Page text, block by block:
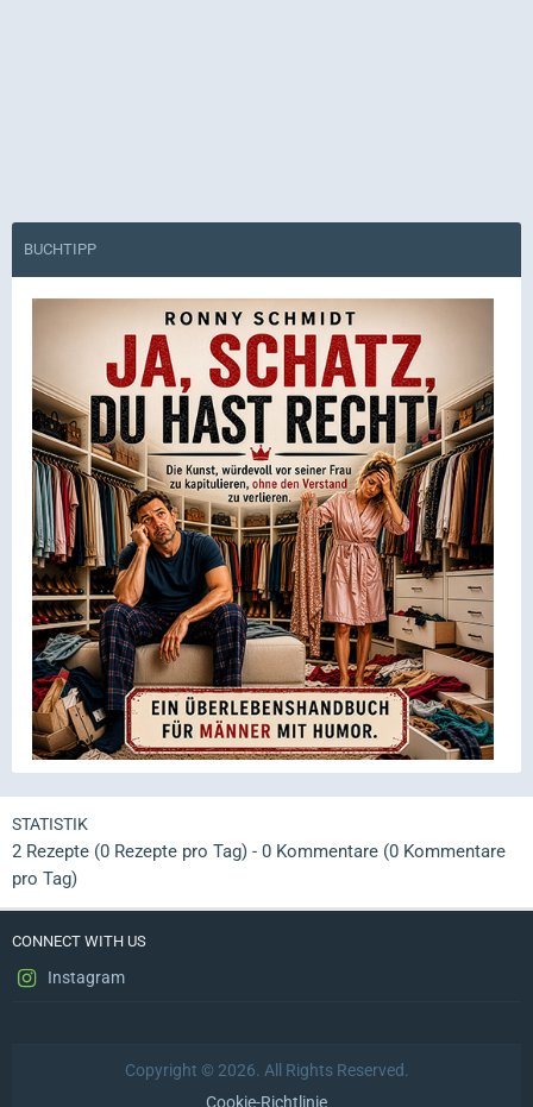
BUCHTIPP
STATISTIK
2 Rezepte (0 Rezepte pro Tag) - 0 Kommentare (0 Kommentare
pro Tag)
CONNECT WITH US
Instagram
Copyright © 2026. All Rights Reserved.
Cookie-Richtlinie